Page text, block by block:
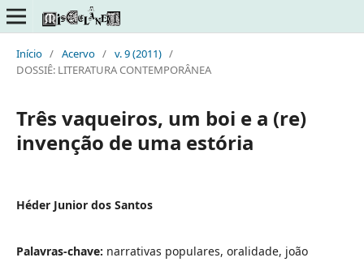
Início / Acervo / v. 9 (2011) /
DOSSIÊ: LITERATURA CONTEMPORÂNEA
Três vaqueiros, um boi e a (re)
invenção de uma estória
Héder Junior dos Santos
Palavras-chave: narrativas populares, oralidade, joão